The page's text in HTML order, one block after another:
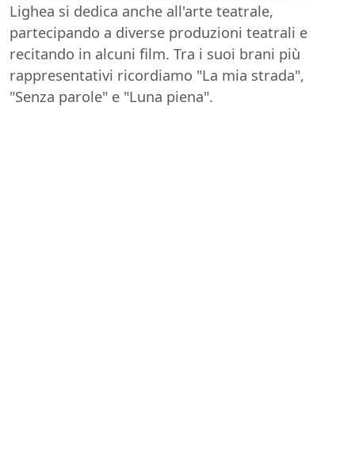
Lighea si dedica anche all'arte teatrale,
partecipando a diverse produzioni teatrali e
recitando in alcuni film. Tra i suoi brani più
rappresentativi ricordiamo "La mia strada",
"Senza parole" e "Luna piena".